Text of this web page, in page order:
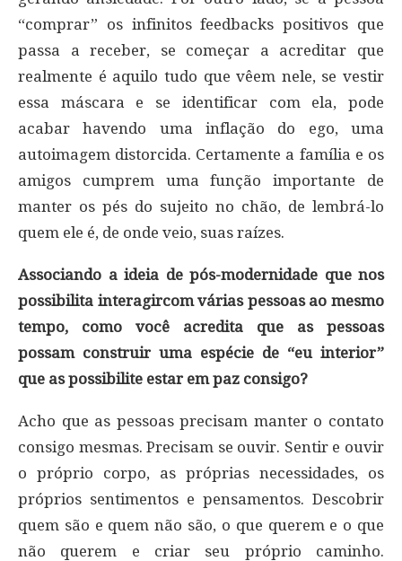
“comprar” os infinitos feedbacks positivos que
passa a receber, se começar a acreditar que
realmente é aquilo tudo que vêem nele, se vestir
essa máscara e se identificar com ela, pode
acabar havendo uma inflação do ego, uma
autoimagem distorcida. Certamente a família e os
amigos cumprem uma função importante de
manter os pés do sujeito no chão, de lembrá-lo
quem ele é, de onde veio, suas raízes.
Associando a ideia de pós-modernidade que nos
possibilita interagircom várias pessoas ao mesmo
tempo, como você acredita que as pessoas
possam construir uma espécie de “eu interior”
que as possibilite estar em paz consigo?
Acho que as pessoas precisam manter o contato
consigo mesmas. Precisam se ouvir. Sentir e ouvir
o próprio corpo, as próprias necessidades, os
próprios sentimentos e pensamentos. Descobrir
quem são e quem não são, o que querem e o que
não querem e criar seu próprio caminho.